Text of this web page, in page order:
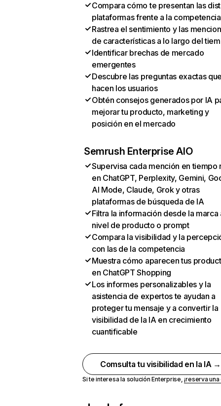
Compara cómo te presentan las
plataformas frente a la competencia
Rastrea el sentimiento y las
de características a lo largo del
Identificar brechas de mercado
emergentes
Descubre las preguntas exactas
hacen los usuarios
Obtén consejos generados por IA
mejorar tu producto, marketing y
posición en el mercado
Semrush Enterprise AIO
Supervisa cada mención en tiempo
en ChatGPT, Perplexity, Gemini,
AI Mode, Claude, Grok y otras
plataformas de búsqueda de IA
Filtra la información desde la marca
nivel de producto o prompt
Compara la visibilidad y la
con las de la competencia
Muestra cómo aparecen tus
en ChatGPT Shopping
Los informes personalizables y la
asistencia de expertos te ayudan a
proteger tu mensaje y a convertir la
visibilidad de la IA en crecimiento
cuantificable
Comsulta tu visibilidad en la IA →
Si te interesa la solución Enterprise,¡reserva